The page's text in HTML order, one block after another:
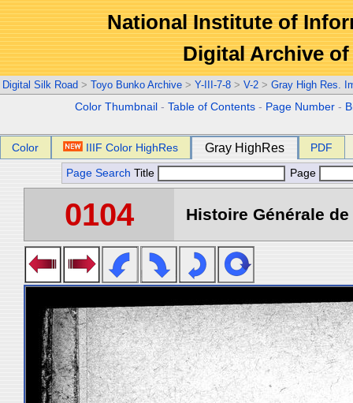
National Institute of
Digital Archive
Digital Silk Road > Toyo Bunko Archive > Y-III-7-8 > V-2 > Gray High Res.
Color Thumbnail -Table of Contents - Page Number -
Color IIIF Color HighRes Gray HighRes PDF
Page Search Title Page
0104 Histoire Générale